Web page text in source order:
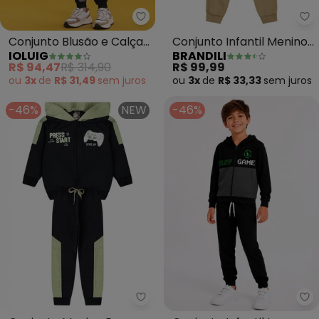
Ioluig - Conjunto Blusão e
Conjunto Blusão e Calça
com Molecotton (Preto)
IOLUIG
R$ 94,47R$ 314,90
ou 3x de R$ 31,49 sem juros
Conjunto Infantil Menino
de Animais (Preto)
BRANDILI
R$ 99,99
ou 3x de R$ 33,33 sem juros
-46% NEW
Rosa Azul - Conjunto Menino
-46%